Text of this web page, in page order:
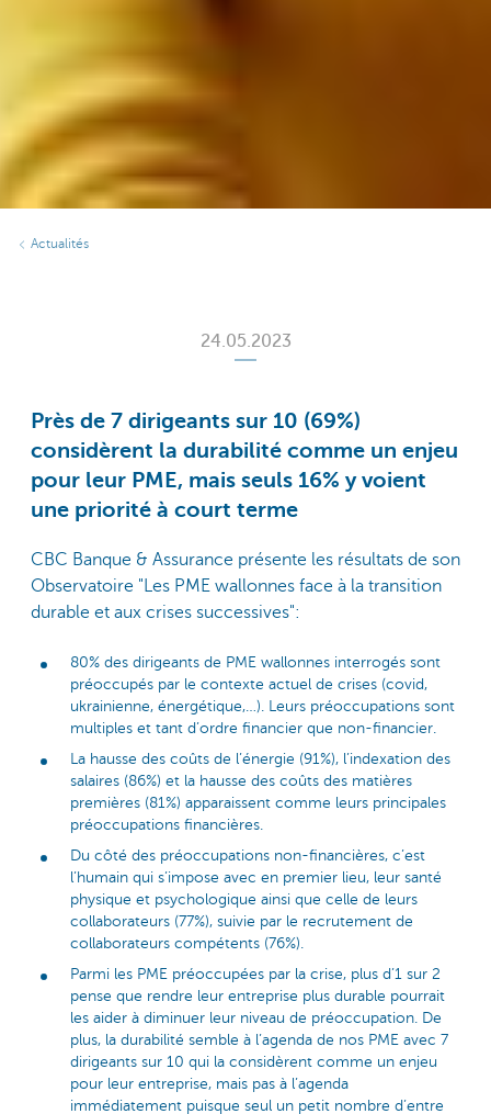
Actualités
24.05.2023
Près de 7 dirigeants sur 10 (69%)
considèrent la durabilité comme un enjeu
pour leur PME, mais seuls 16% y voient
une priorité à court terme
CBC Banque & Assurance présente les résultats de son
Observatoire "Les PME wallonnes face à la transition
durable et aux crises successives":
80% des dirigeants de PME wallonnes interrogés sont
préoccupés par le contexte actuel de crises (covid,
ukrainienne, énergétique,…). Leurs préoccupations sont
multiples et tant d’ordre financier que non-financier.
La hausse des coûts de l’énergie (91%), l’indexation des
salaires (86%) et la hausse des coûts des matières
premières (81%) apparaissent comme leurs principales
préoccupations financières.
Du côté des préoccupations non-financières, c’est
l’humain qui s’impose avec en premier lieu, leur santé
physique et psychologique ainsi que celle de leurs
collaborateurs (77%), suivie par le recrutement de
collaborateurs compétents (76%).
Parmi les PME préoccupées par la crise, plus d’1 sur 2
pense que rendre leur entreprise plus durable pourrait
les aider à diminuer leur niveau de préoccupation. De
plus, la durabilité semble à l’agenda de nos PME avec 7
dirigeants sur 10 qui la considèrent comme un enjeu
pour leur entreprise, mais pas à l’agenda
immédiatement puisque seul un petit nombre d’entre